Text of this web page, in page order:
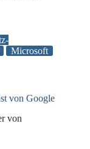
Microsoft
von Google
von